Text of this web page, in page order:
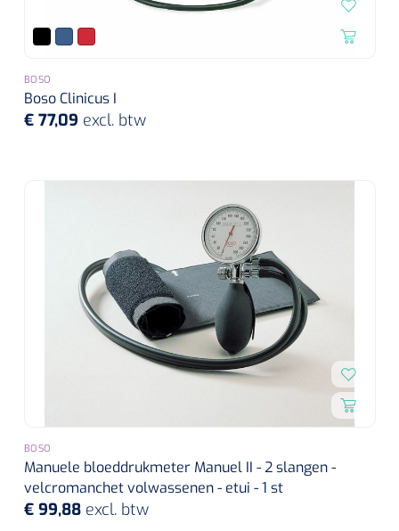
BOSO
Boso Clinicus I
€ 77,09 excl. btw
BOSO
Manuele bloeddrukmeter Manuel II - 2 slangen -
velcromanchet volwassenen - etui - 1 st
€ 99,88 excl. btw